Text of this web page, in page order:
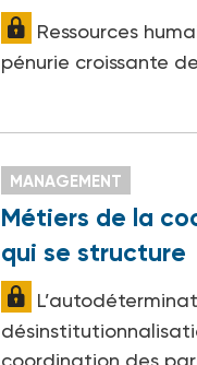
Ressources
pénurie croissante
MANAGEMENT
Métiers de la
qui se structure
coordination des